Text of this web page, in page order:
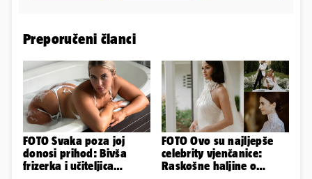
Preporučeni članci
FOTO Svaka poza joj
donosi prihod: Bivša
frizerka i učiteljica
FOTO Ovo su najljepše
celebrity vjenčanice:
Raskošne haljine o